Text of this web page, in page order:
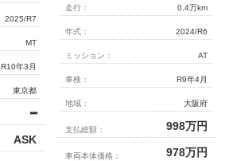
2025/R7
MT
R10年3月
東京都
━
ASK
走行： 0.4万km
年式： 2024/R6
ミッション： AT
車検： R9年4月
地域： 大阪府
支払総額： 998万円
車両本体価格： 978万円